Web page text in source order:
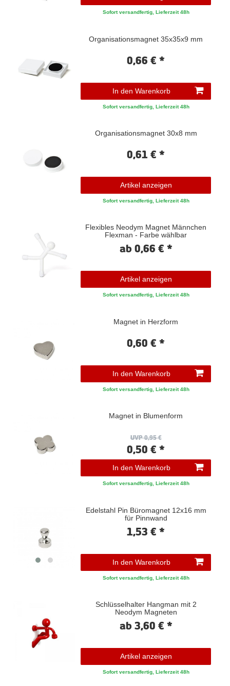
Sofort versandfertig, Lieferzeit 48h
Organisationsmagnet 35x35x9 mm
0,66 € *
In den Warenkorb
Sofort versandfertig, Lieferzeit 48h
Organisationsmagnet 30x8 mm
0,61 € *
Artikel anzeigen
Sofort versandfertig, Lieferzeit 48h
Flexibles Neodym Magnet Männchen
Flexman - Farbe wählbar
ab 0,66 € *
Artikel anzeigen
Sofort versandfertig, Lieferzeit 48h
Magnet in Herzform
0,60 € *
In den Warenkorb
Sofort versandfertig, Lieferzeit 48h
Magnet in Blumenform
UVP 0,95 €
0,50 € *
In den Warenkorb
Sofort versandfertig, Lieferzeit 48h
Edelstahl Pin Büromagnet 12x16 mm
für Pinnwand
1,53 € *
In den Warenkorb
Sofort versandfertig, Lieferzeit 48h
Schlüsselhalter Hangman mit 2
Neodym Magneten
ab 3,60 € *
Artikel anzeigen
Sofort versandfertig, Lieferzeit 48h